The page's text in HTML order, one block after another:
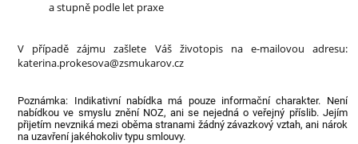
a stupně podle let praxe
V případě zájmu zašlete Váš životopis na e-mailovou adresu:
katerina.prokesova@zsmukarov.cz
Poznámka: Indikativní nabídka má pouze informační charakter. Není
nabídkou ve smyslu znění NOZ, ani se nejedná o veřejný příslib. Jejím
přijetím nevzniká mezi oběma stranami žádný závazkový vztah, ani nárok
na uzavření jakéhokoliv typu smlouvy.